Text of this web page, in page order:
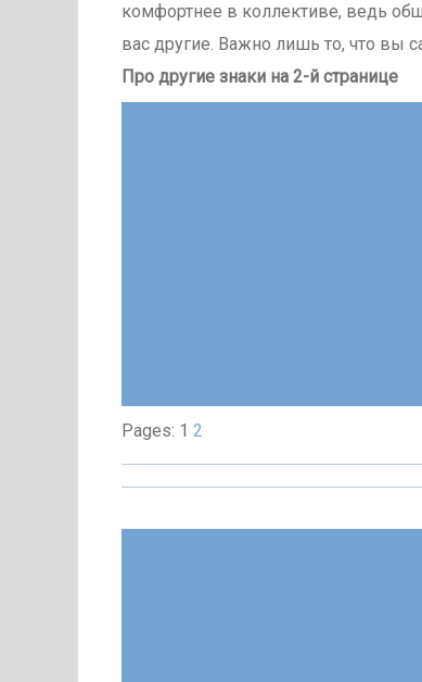
комфортнее в коллективе, ведь
вас другие. Важно лишь то, что вы
Про другие знаки на 2-й странице
Pages: 1 2